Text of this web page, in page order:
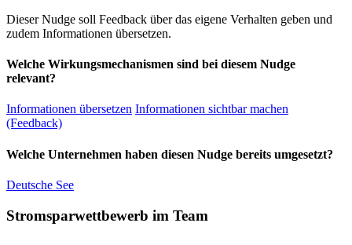
Dieser Nudge soll Feedback über das eigene Verhalten geben und
zudem Informationen übersetzen.
Welche Wirkungsmechanismen sind bei diesem Nudge
relevant?
Informationen übersetzen Informationen sichtbar machen
(Feedback)
Welche Unternehmen haben diesen Nudge bereits umgesetzt?
Deutsche See
Stromsparwettbewerb im Team